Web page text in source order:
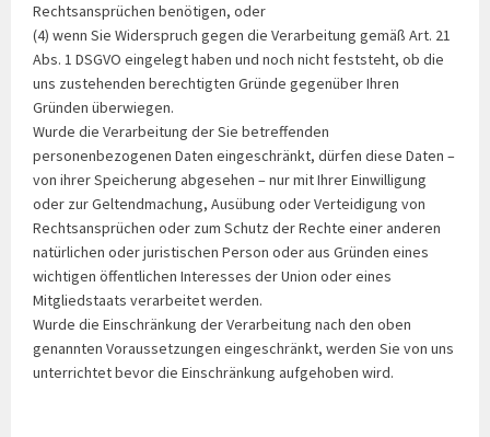
Rechtsansprüchen benötigen, oder
(4) wenn Sie Widerspruch gegen die Verarbeitung gemäß Art. 21
Abs. 1 DSGVO eingelegt haben und noch nicht feststeht, ob die
uns zustehenden berechtigten Gründe gegenüber Ihren
Gründen überwiegen.
Wurde die Verarbeitung der Sie betreffenden
personenbezogenen Daten eingeschränkt, dürfen diese Daten –
von ihrer Speicherung abgesehen – nur mit Ihrer Einwilligung
oder zur Geltendmachung, Ausübung oder Verteidigung von
Rechtsansprüchen oder zum Schutz der Rechte einer anderen
natürlichen oder juristischen Person oder aus Gründen eines
wichtigen öffentlichen Interesses der Union oder eines
Mitgliedstaats verarbeitet werden.
Wurde die Einschränkung der Verarbeitung nach den oben
genannten Voraussetzungen eingeschränkt, werden Sie von uns
unterrichtet bevor die Einschränkung aufgehoben wird.